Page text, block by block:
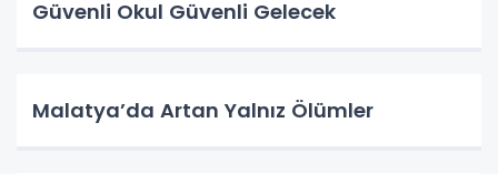
Güvenli Okul Güvenli Gelecek
Malatya’da Artan Yalnız Ölümler